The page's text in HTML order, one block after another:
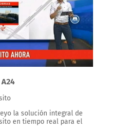
la solución integral de
en tiempo real para el